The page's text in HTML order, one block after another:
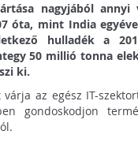
nagyjából annyi
óta, mint India
hulladék a
50 millió tonna
ki.
az egész IT-
gondoskodjon